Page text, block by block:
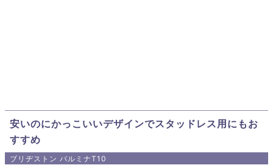
安いのにかっこいいデザインでスタッドレス用にもお
すすめ
ブリヂストン バルミナT10